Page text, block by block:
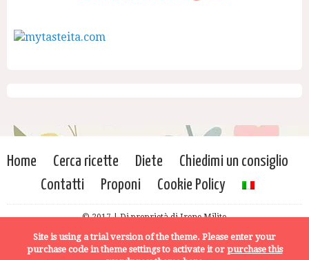
Home Cerca ricette Diete
Chiedimi un consiglio
Contatti
Proponi Cookie Policy
© 2017 | Di proprietà di Irene Milito
Site is using a trial version of the theme. Please enter your
purchase code in theme settings to activate it or purchase this